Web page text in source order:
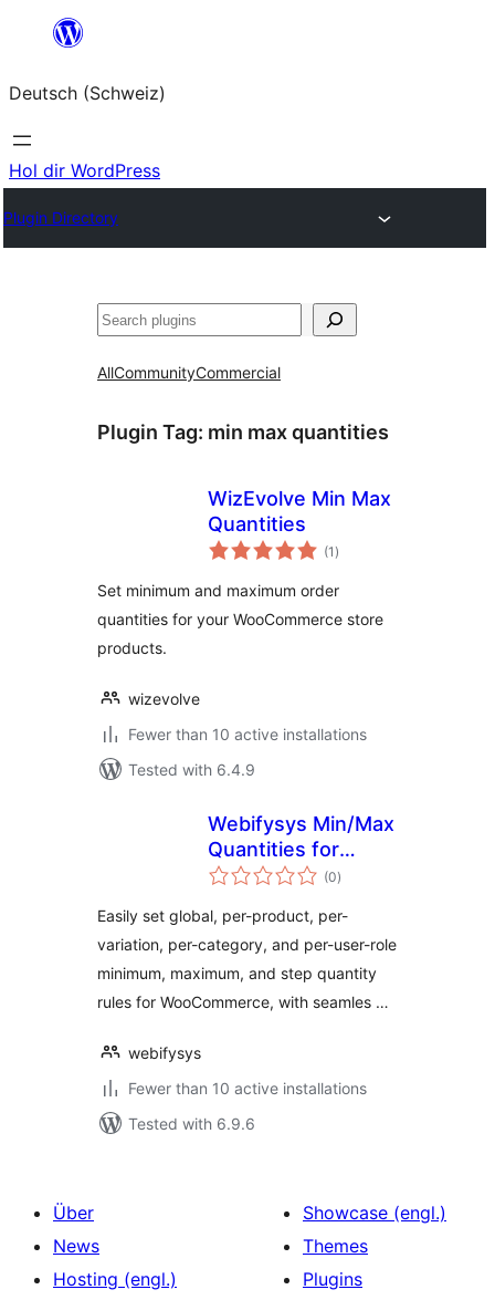
springen
Deutsch (Schweiz)
Hol dir WordPress
Plugin Directory
Suchen
AllCommunityCommercial
Plugin Tag: min max quantities
WizEvolve Min Max
Quantities
(1 total
ratings
)
Set minimum and maximum order
quantities for your WooCommerce store
products.
wizevolve
Fewer than 10 active installations
Tested with 6.4.9
Webifysys Min/Max
Quantities for
WooCommerce
(0total
ratings
)
Easily set global, per-product, per-
variation, per-category, and per-user-role
minimum, maximum, and step quantity
rules for WooCommerce, with seamles …
webifysys
Fewer than 10 active installations
Tested with 6.9.6
Über
News
Hosting (engl.)
Showcase (engl.)
Themes
Plugins